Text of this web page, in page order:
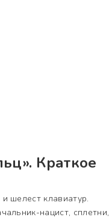
Краткое
шелест клавиатур.
нацист, сплетни,